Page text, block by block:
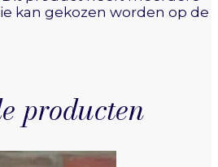
kan gekozen worden op de
producten